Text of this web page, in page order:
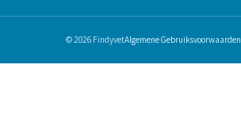
© 2026 FindyvetAlgemene Gebruiksvoorwaarden